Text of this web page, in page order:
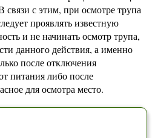
связи с этим, при осмотре трупа
проявлять известную
и не начинать осмотр трупа,
данного действия, а именно
после отключения
питания либо после
для осмотра место.